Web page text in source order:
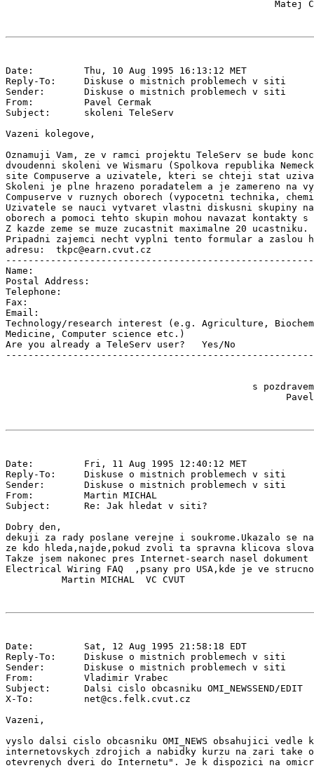
Date:         Thu, 10 Aug 1995 16:13:12 MET
Reply-To:     Diskuse o mistnich problemech v siti
Sender:       Diskuse o mistnich problemech v siti
From:         Pavel Cermak
Subject:      skoleni TeleServ
Vazeni kolegove,
Oznamuji Vam, ze v ramci projektu TeleServ se bude
dvoudenni skoleni ve Wismaru (Spolkova republika
site Compuserve a uzivatele, kteri se chteji stat
Skoleni je plne hrazeno poradatelem a je zamereno na
Compuserve v ruznych oborech (vypocetni technika,
Uzivatele se nauci vytvaret vlastni diskusni skupiny na
oborech a pomoci tehto skupin mohou navazat kontakty
Z kazde zeme se muze zucastnit maximalne 20 ucastniku.
Pripadni zajemci necht vyplni tento formular a zaslou
adresu:  tkpc@earn.cvut.cz
Name:
Postal Address:
Telephone:
Fax:
Email:
Technology/research interest (e.g. Agriculture,
Medicine, Computer science etc.)
Are you already a TeleServ user?   Yes/No
                                            s pozdravem
Date:         Fri, 11 Aug 1995 12:40:12 MET
Reply-To:     Diskuse o mistnich problemech v siti
Sender:       Diskuse o mistnich problemech v siti
From:         Martin MICHAL
Subject:      Re: Jak hledat v siti?
Dobry den,
dekuji za rady poslane verejne i soukrome.Ukazalo se
ze kdo hleda,najde,pokud zvoli ta spravna klicova
Takze jsem nakonec pres Internet-search nasel dokument
Electrical Wiring FAQ  ,psany pro USA,kde je ve
Date:         Sat, 12 Aug 1995 21:58:18 EDT
Reply-To:     Diskuse o mistnich problemech v siti
Sender:       Diskuse o mistnich problemech v siti
From:         Vladimir Vrabec
Subject:      Dalsi cislo obcasniku OMI_NEWSSEND/EDIT
X-To:         net@cs.felk.cvut.cz
Vazeni,
vyslo dalsi cislo obcasniku OMI_NEWS obsahujici vedle
internetovskych zdrojich a nabidky kurzu na zari take
otevrenych dveri do Internetu". Je k dispozici na